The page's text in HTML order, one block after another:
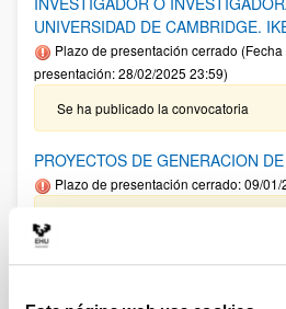
UNIVERSIDAD DE CAMBRIDGE.
Plazo de presentación cerrado
presentación: 28/02/2025 23:59)
Se ha publicado la convocatoria
PROYECTOS DE GENERACION
Plazo de presentación cerrado: 09/